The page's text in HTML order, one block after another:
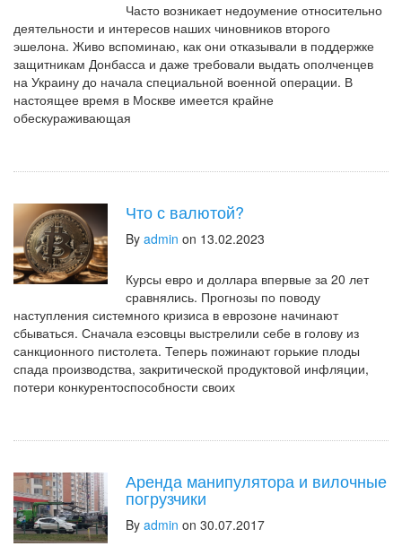
Часто возникает недоумение относительно
деятельности и интересов наших чиновников второго
эшелона. Живо вспоминаю, как они отказывали в поддержке
защитникам Донбасса и даже требовали выдать ополченцев
на Украину до начала специальной военной операции. В
настоящее время в Москве имеется крайне
обескураживающая
Что с валютой?
By admin on 13.02.2023
Курсы евро и доллара впервые за 20 лет
сравнялись. Прогнозы по поводу
наступления системного кризиса в еврозоне начинают
сбываться. Сначала еэсовцы выстрелили себе в голову из
санкционного пистолета. Теперь пожинают горькие плоды
спада производства, закритической продуктовой инфляции,
потери конкурентоспособности своих
Аренда манипулятора и вилочные
погрузчики
By admin on 30.07.2017